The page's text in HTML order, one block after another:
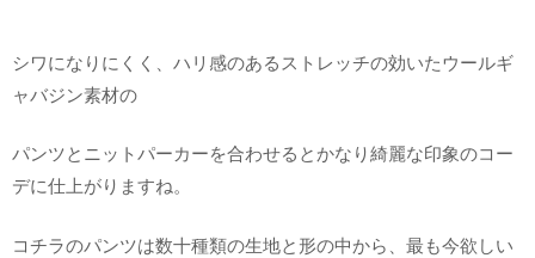
シワになりにくく、ハリ感のあるストレッチの効いたウールギ
ャバジン素材の
パンツとニットパーカーを合わせるとかなり綺麗な印象のコー
デに仕上がりますね。
コチラのパンツは数十種類の生地と形の中から、最も今欲しい